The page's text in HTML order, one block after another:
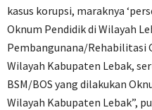
kasus korupsi, maraknya
Oknum Pendidik di Wilayah
Pembangunana/Rehabilitasi
Wilayah Kabupaten Lebak,
BSM/BOS yang dilakukan
Wilayah Kabupaten Lebak”,